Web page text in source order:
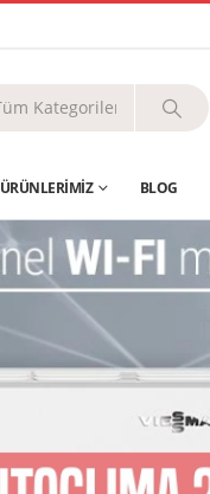
ÜRÜNLERIMIZ BLOG